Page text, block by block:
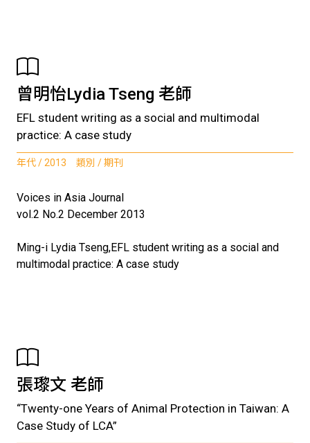
曾明怡Lydia Tseng 老師
EFL student writing as a social and multimodal
practice: A case study
年代 / 2013 類別 / 期刊
Voices in Asia Journal
vol.2 No.2 December 2013
Ming-i Lydia Tseng,EFL student writing as a social and
multimodal practice: A case study
張瓈文 老師
“Twenty-one Years of Animal Protection in Taiwan: A
Case Study of LCA”